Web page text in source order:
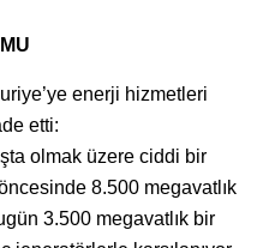
enerji hizmetleri
etti:
olmak üzere ciddi bir
8.500 megavatlık
3.500 megavatlık bir